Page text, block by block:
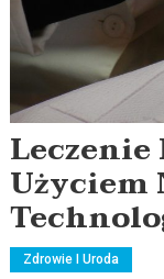
Leczenie
Użyciem
Zdrowie I Uroda